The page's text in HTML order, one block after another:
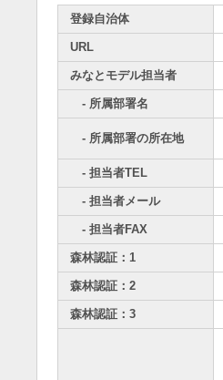
登録自治体
URL
みなとモデル担当者
- 所属部署名
- 所属部署の所在地
- 担当者TEL
- 担当者メール
- 担当者FAX
森林認証：1
森林認証：2
森林認証：3